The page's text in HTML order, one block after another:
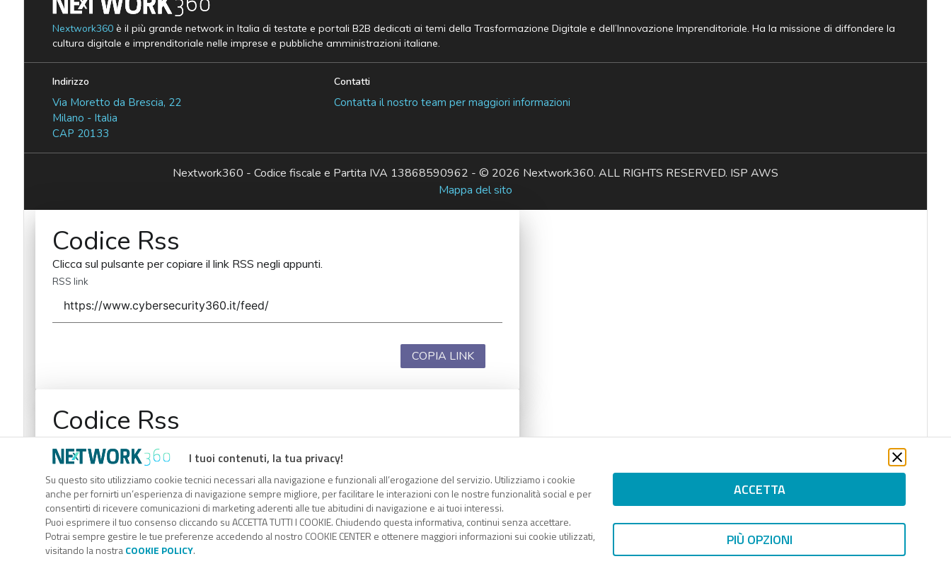
I tuoi contenuti, la tua privacy!
Su questo sito utilizziamo cookie tecnici necessari alla navigazione e funzionali all’erogazione del servizio. Utilizziamo i cookie
anche per fornirti un’esperienza di navigazione sempre migliore, per facilitare le interazioni con le nostre funzionalità social e per
consentirti di ricevere comunicazioni di marketing aderenti alle tue abitudini di navigazione e ai tuoi interessi.
Puoi esprimere il tuo consenso cliccando su ACCETTA TUTTI I COOKIE. Chiudendo questa informativa, continui senza accettare.
Potrai sempre gestire le tue preferenze accedendo al nostro COOKIE CENTER e ottenere maggiori informazioni sui cookie utilizzati,
visitando la nostraCOOKIE POLICY.
ACCETTA
PIÙ OPZIONI
Nextwork360è il più grande network in Italia di testate e portali B2B dedicati ai temi della Trasformazione Digitale e dell’Innovazione Imprenditoriale. Ha la missione di diffondere la
cultura digitale e imprenditoriale nelle imprese e pubbliche amministrazioni italiane.
Indirizzo
Via Moretto da Brescia, 22
Milano - Italia
CAP 20133
Contatti
Contatta il nostro team per maggiori informazioni
Nextwork360 - Codice fiscale e Partita IVA 13868590962 - © 2026 Nextwork360. ALL RIGHTS RESERVED. ISP AWS
Mappa del sito
Codice Rss
Clicca sul pulsante per copiare il link RSS negli appunti.
RSS link
COPIA LINK
Codice Rss
RSS link
COPIA LINK